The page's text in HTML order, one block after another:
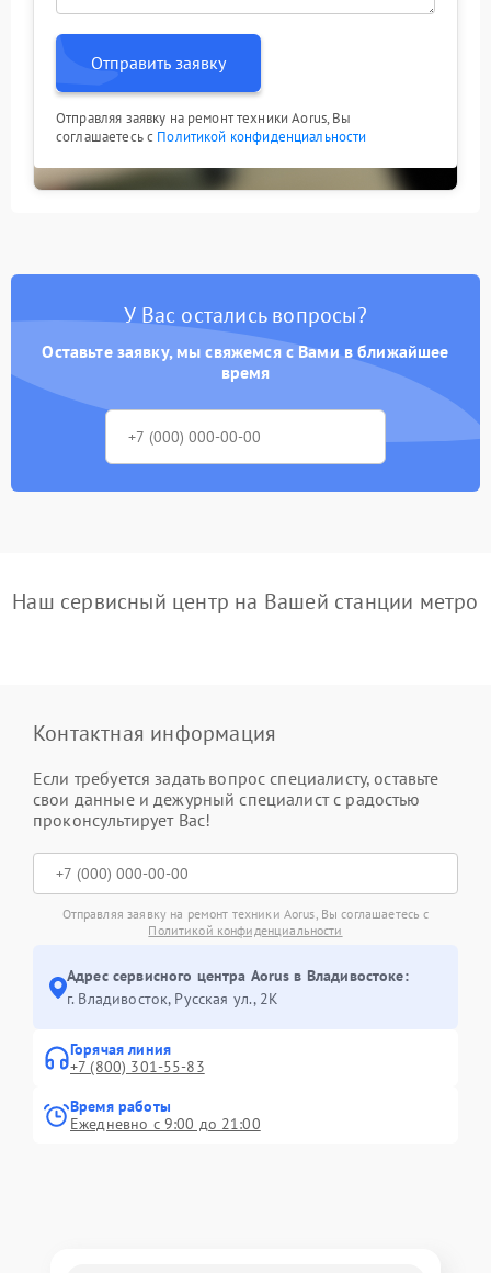
Отправить заявку
Отправляя заявку на ремонт техники Aorus, Вы
соглашаетесь с Политикой конфиденциальности
У Вас остались вопросы?
Оставьте заявку, мы свяжемся с Вами в ближайшее
время
Наш сервисный центр на Вашей станции метро
Контактная информация
Если требуется задать вопрос специалисту, оставьте
свои данные и дежурный специалист с радостью
проконсультирует Вас!
Отправляя заявку на ремонт техники Aorus, Вы соглашаетесь с
Политикой конфиденциальности
Адрес сервисного центра Aorus в Владивостоке:
г. Владивосток, Русская ул., 2К
Горячая линия
+7 (800) 301-55-83
Время работы
Ежедневно с 9:00 до 21:00